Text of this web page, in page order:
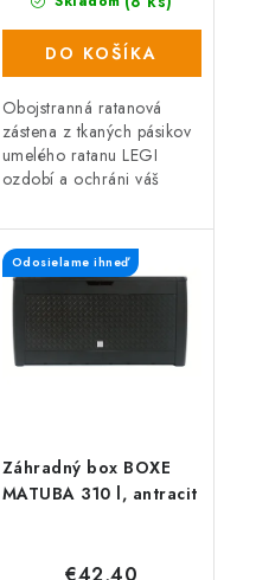
DO KOŠÍKA
Obojstranná ratanová
zástena z tkaných pásikov
umelého ratanu LEGI
ozdobí a ochráni váš
plot a zaistí súkromie po
celý rok. Zástena má
obojstrannú UV...
Záhradný box BOXE
MATUBA 310 l, antracit
Odosielame ihneď